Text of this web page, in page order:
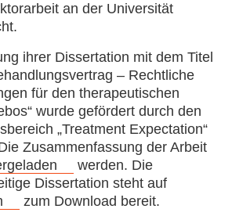
an der Universität
ihrer Dissertation mit dem Titel
– Rechtliche
für den therapeutischen
wurde gefördert durch den
„Treatment Expectation“
Zusammenfassung der Arbeit
werden. Die
Dissertation steht auf
zum Download bereit.